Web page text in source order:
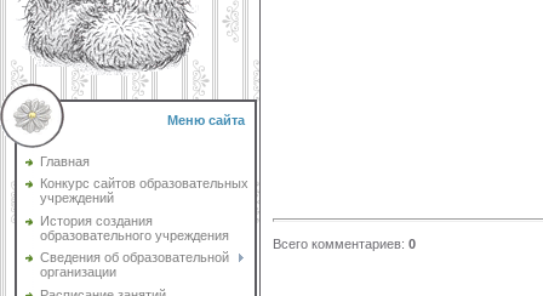
Меню сайта
Главная
Конкурс сайтов образовательных
учреждений
История создания
образовательного учреждения
Сведения об образовательной
организации
Всего комментариев: 0